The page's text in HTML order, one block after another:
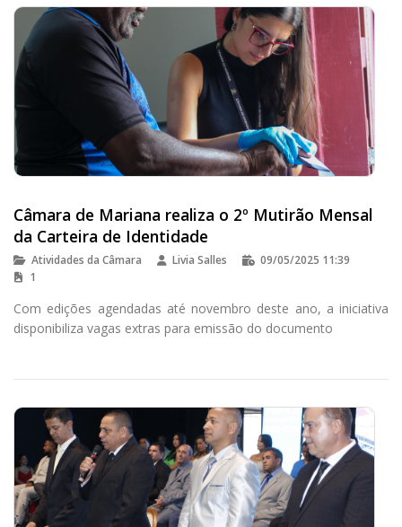
Câmara de Mariana realiza o 2º Mutirão Mensal
da Carteira de Identidade
Atividades da Câmara Livia Salles
09/05/2025 11:39
1
Com edições agendadas até novembro deste ano, a iniciativa
disponibiliza vagas extras para emissão do documento